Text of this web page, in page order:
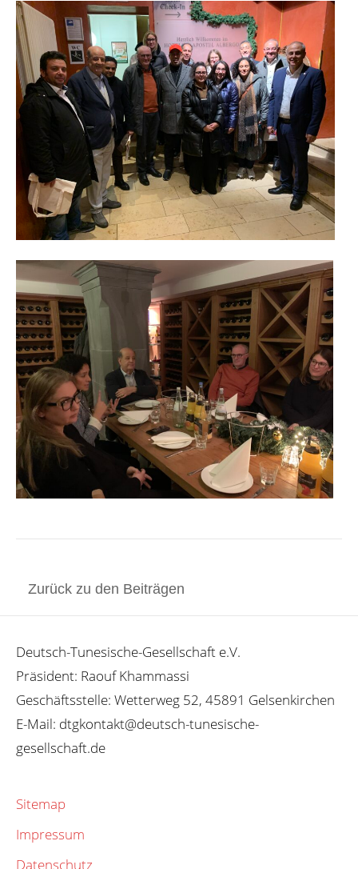
Zurück zu den Beiträgen
Deutsch-Tunesische-Gesellschaft e.V.
Präsident: Raouf Khammassi
Geschäftsstelle: Wetterweg 52, 45891 Gelsenkirchen
E-Mail: dtgkontakt@deutsch-tunesische-
gesellschaft.de
Sitemap
Impressum
Datenschutz